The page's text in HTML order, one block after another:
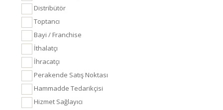
Distribütör
Toptancı
Bayi / Franchise
İthalatçı
İhracatçı
Perakende Satış Noktası
Hammadde Tedarikçisi
Hizmet Sağlayıcı